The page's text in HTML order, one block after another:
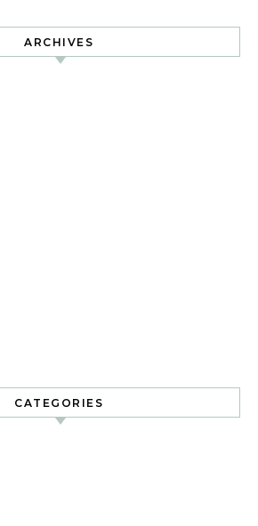
ARCHIVES
CATEGORIES